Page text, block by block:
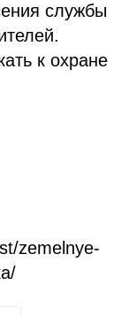
службы
к охране
zemelnye-